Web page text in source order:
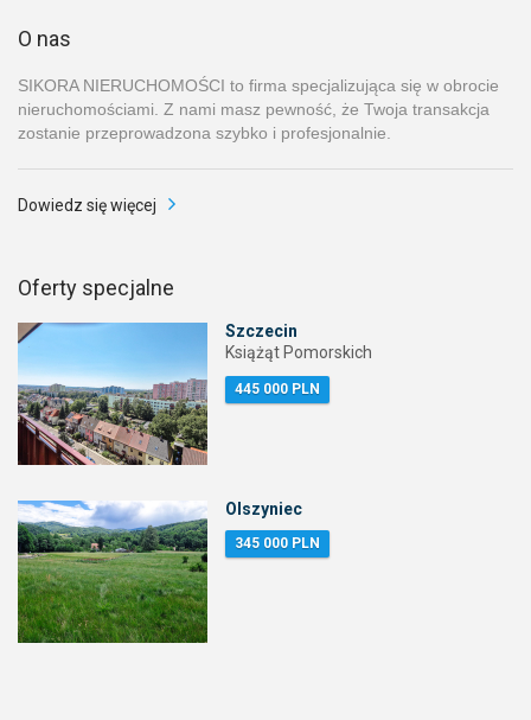
O nas
SIKORA NIERUCHOMOŚCI to firma specjalizująca się w obrocie
nieruchomościami. Z nami masz pewność, że Twoja transakcja
zostanie przeprowadzona szybko i profesjonalnie.
Dowiedz się więcej
Oferty specjalne
Szczecin
Książąt Pomorskich
445 000 PLN
Olszyniec
345 000 PLN